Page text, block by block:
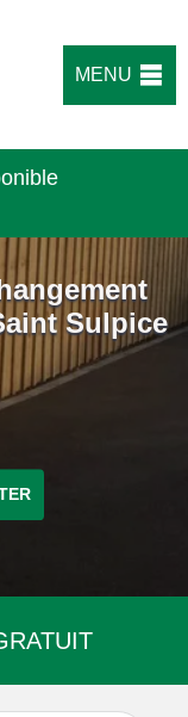
MENU
Sulpice